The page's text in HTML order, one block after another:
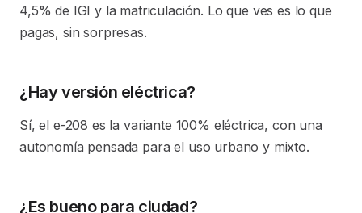
4,5% de IGI y la matriculación. Lo que ves es lo que
pagas, sin sorpresas.
¿Hay versión eléctrica?
Sí, el e-208 es la variante 100% eléctrica, con una
autonomía pensada para el uso urbano y mixto.
¿Es bueno para ciudad?